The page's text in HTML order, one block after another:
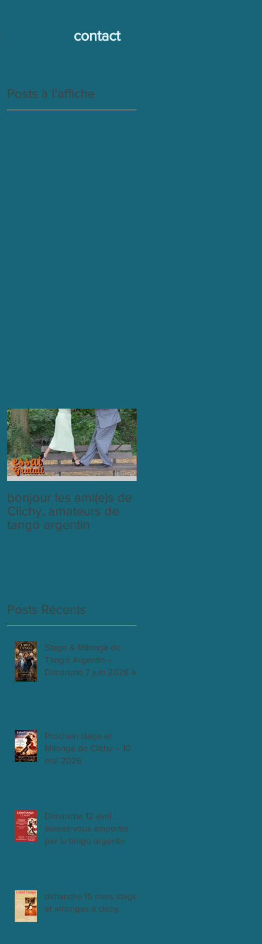
contact
Posts à l'affiche
bonjour les ami(e)s de
Clichy, amateurs de
tango argentin
Posts Récents
Stage & Milonga de
Tango Argentin –
Dimanche 7 juin 2026 à
Prochain stage et
Milonga de Clichy – 10
mai 2026
Dimanche 12 avril :
laissez-vous emporter
par le tango argentin
dimanche 15 mars stages
et milongas à clichy